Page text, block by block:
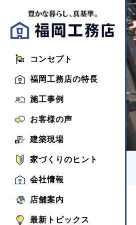
コンセプト
福岡工務店の特長
施工事例
お客様の声
建築現場
家づくりのヒント
会社情報
店舗案内
最新トピックス